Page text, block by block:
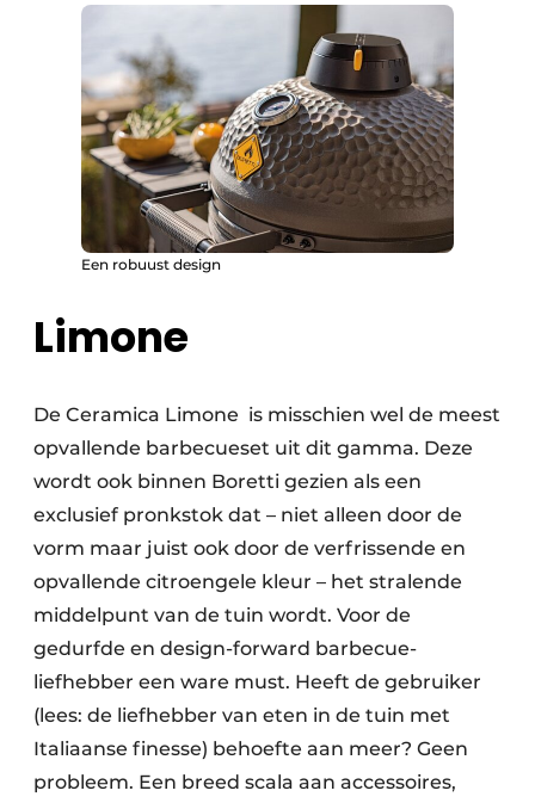
Een robuust design
Limone
De Ceramica Limone is misschien wel de meest
opvallende barbecueset uit dit gamma. Deze
wordt ook binnen Boretti gezien als een
exclusief pronkstok dat – niet alleen door de
vorm maar juist ook door de verfrissende en
opvallende citroengele kleur – het stralende
middelpunt van de tuin wordt. Voor de
gedurfde en design-forward barbecue-
liefhebber een ware must. Heeft de gebruiker
(lees: de liefhebber van eten in de tuin met
Italiaanse finesse) behoefte aan meer? Geen
probleem. Een breed scala aan accessoires,